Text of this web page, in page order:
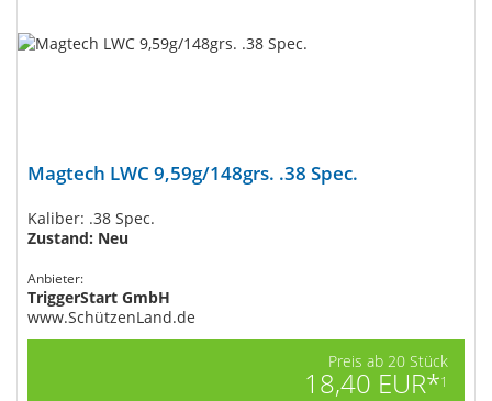
Magtech LWC 9,59g/148grs. .38 Spec.
Kaliber: .38 Spec.
Zustand: Neu
Anbieter:
TriggerStart GmbH
www.SchützenLand.de
Preis ab 20 Stück
18,40 EUR*1